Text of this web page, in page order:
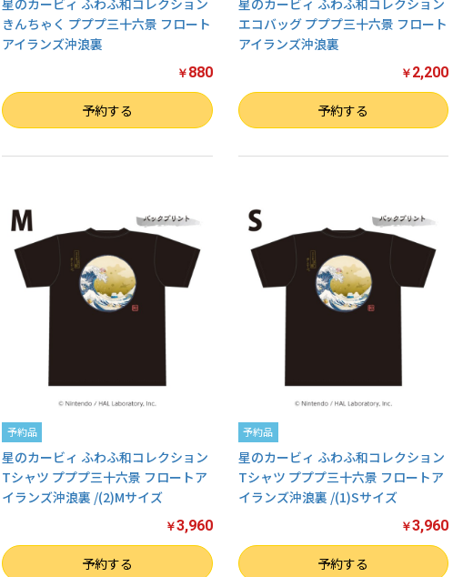
きんちゃく プププ三十六景 フロート
アイランズ沖浪裏
￥ 880
数量 予約する
エコバッグ プププ三十六景 フロート
アイランズ沖浪裏
￥ 2,200
数量 予約する
予約品
星のカービィ ふわふ和コレクション
Tシャツ プププ三十六景 フロートア
イランズ沖浪裏 /(2)Mサイズ
￥3,960
数量 予約する
予約品
星のカービィ ふわふ和コレクション
Tシャツ プププ三十六景 フロートア
イランズ沖浪裏 /(1)Sサイズ
￥3,960
数量 予約する